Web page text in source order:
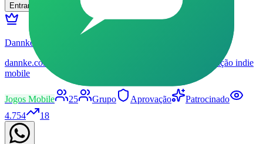
Entrar
Dannke, 100Mot
dannke.com.br | Comunidade de 100mot, MMORPG de ação indie
mobile
Jogos Mobile 25 Grupo Aprovação
Patrocinado
4.754
18